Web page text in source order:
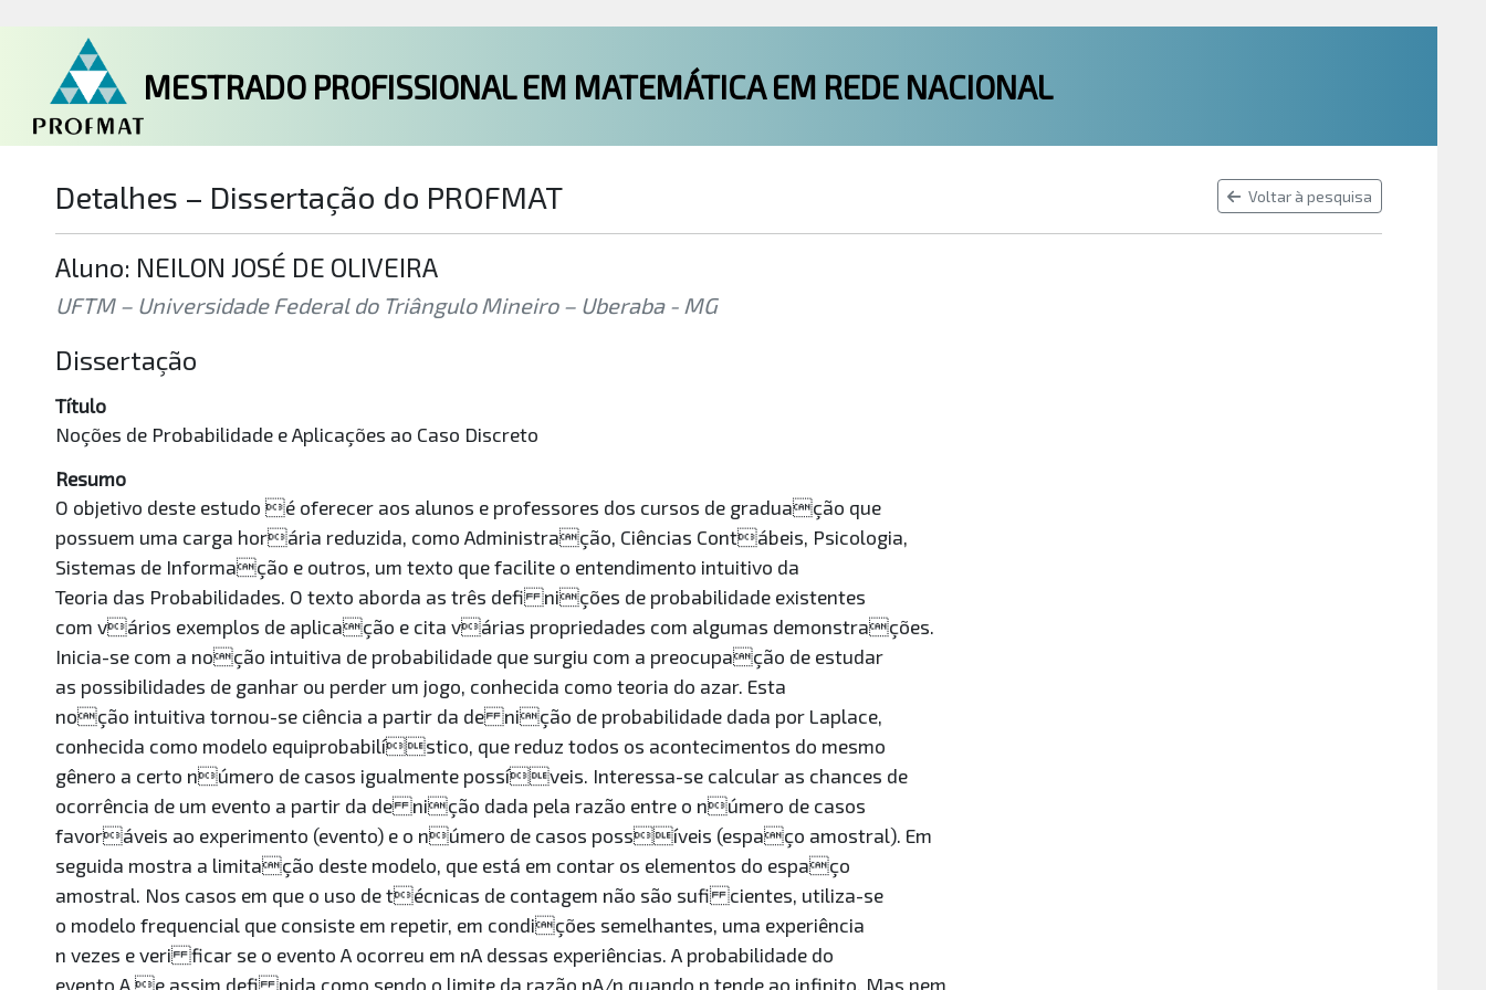
MESTRADO PROFISSIONAL EM MATEMÁTICA EM REDE NACIONAL
Detalhes – Dissertação do PROFMAT Voltar à pesquisa
Aluno: NEILON JOSÉ DE OLIVEIRA
UFTM – Universidade Federal do Triângulo Mineiro – Uberaba - MG
Dissertação
Título
Noções de Probabilidade e Aplicações ao Caso Discreto
Resumo
O objetivo deste estudo é oferecer aos alunos e professores dos cursos de graduação que
possuem uma carga horária reduzida, como Administração, Ciências Contábeis, Psicologia,
Sistemas de Informação e outros, um texto que facilite o entendimento intuitivo da
Teoria das Probabilidades. O texto aborda as três defi nições de probabilidade existentes
com vários exemplos de aplicação e cita várias propriedades com algumas demonstrações.
Inicia-se com a noção intuitiva de probabilidade que surgiu com a preocupação de estudar
as possibilidades de ganhar ou perder um jogo, conhecida como teoria do azar. Esta
noção intuitiva tornou-se ciência a partir da de nição de probabilidade dada por Laplace,
conhecida como modelo equiprobabilístico, que reduz todos os acontecimentos do mesmo
gênero a certo número de casos igualmente possíveis. Interessa-se calcular as chances de
ocorrência de um evento a partir da de nição dada pela razão entre o número de casos
favoráveis ao experimento (evento) e o número de casos possíveis (espaço amostral). Em
seguida mostra a limitação deste modelo, que está em contar os elementos do espaço
amostral. Nos casos em que o uso de técnicas de contagem não são sufi cientes, utiliza-se
o modelo frequencial que consiste em repetir, em condições semelhantes, uma experiência
n vezes e veri ficar se o evento A ocorreu em nA dessas experiências. A probabilidade do
evento A e assim defi nida como sendo o limite da razão nA/n quando n tende ao infinito. Mas nem